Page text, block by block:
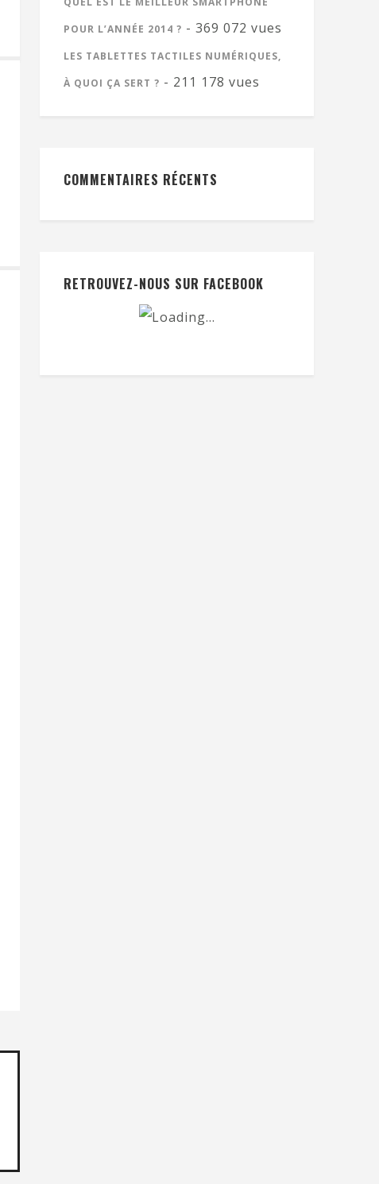
POUR L’ANNÉE 2014 ? - 369 072 vues
LES TABLETTES TACTILES NUMÉRIQUES,
À QUOI ÇA SERT ? - 211 178 vues
COMMENTAIRES RÉCENTS
RETROUVEZ-NOUS SUR FACEBOOK